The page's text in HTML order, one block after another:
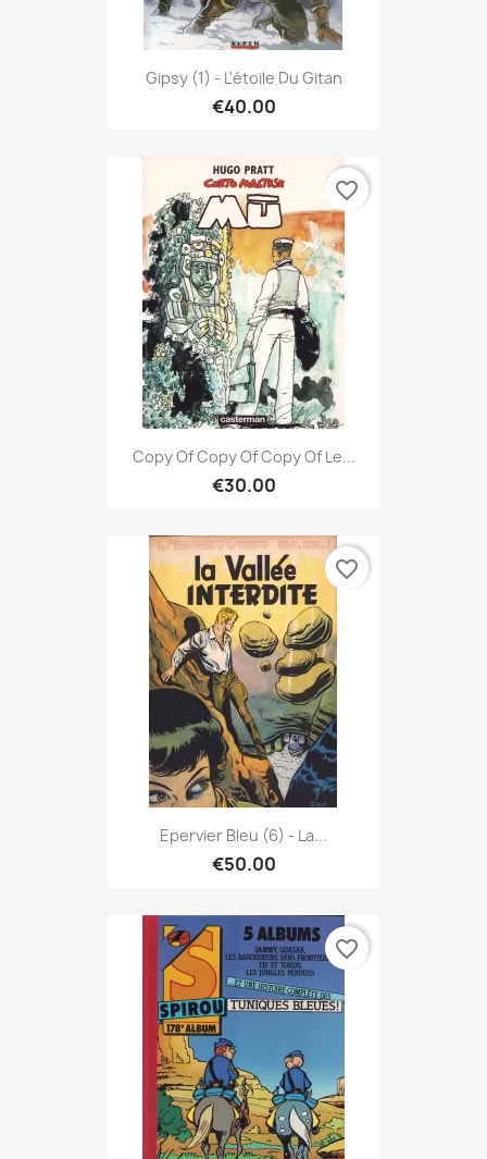
Gipsy (1) - L'étoile Du Gitan
€40.00
Copy Of Copy Of Copy Of Le...
€30.00
favorite_border
Epervier Bleu (6) - La...
€50.00
favorite_border
favorite_border